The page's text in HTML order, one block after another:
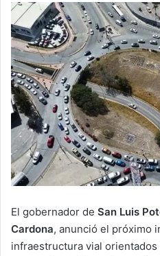
El gobernador de San Luis
Cardona, anunció el próximo
infraestructura vial